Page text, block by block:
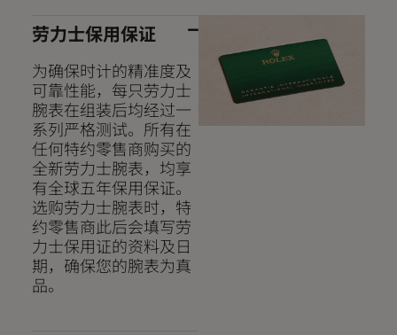
劳力士保用保证
为确保时计的精准度及
可靠性能，每只劳力士
腕表在组装后均经过一
系列严格测试。所有在
任何特约零售商购买的
全新劳力士腕表，均享
有全球五年保用保证。
选购劳力士腕表时，特
约零售商此后会填写劳
力士保用证的资料及日
期，确保您的腕表为真
品。